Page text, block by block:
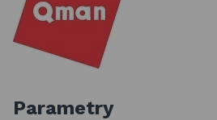
Parametry